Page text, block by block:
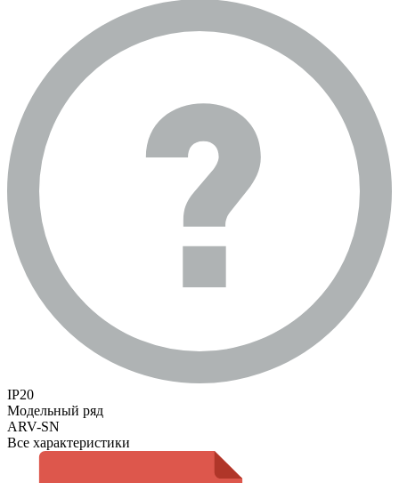
IP20
Модельный ряд
ARV-SN
Все характеристики